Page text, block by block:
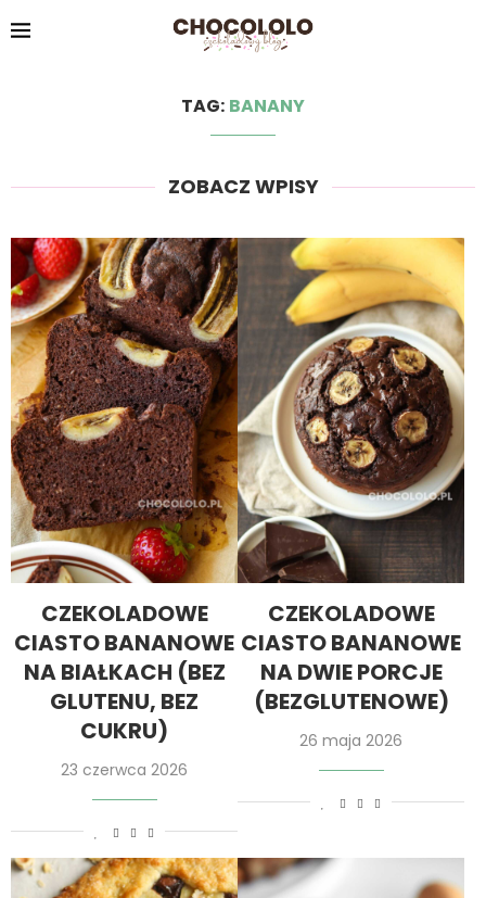
TAG: BANANY
ZOBACZ WPISY
CZEKOLADOWE
CIASTO BANANOWE
NA BIAŁKACH (BEZ
GLUTENU, BEZ
CUKRU)
23 czerwca 2026
CZEKOLADOWE
CIASTO BANANOWE
NA DWIE PORCJE
(BEZGLUTENOWE)
26 maja 2026